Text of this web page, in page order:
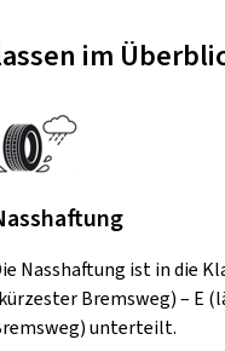
im
Nasshaftung ist in die
Bremsweg) – E
unterteilt.